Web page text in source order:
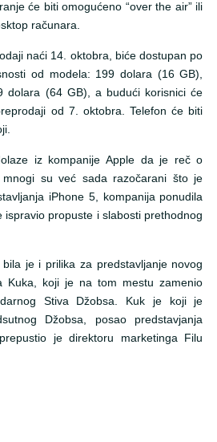
će biti omogućeno “over the air” ili
računara.
naći 14. oktobra, biće dostupan po
od modela: 199 dolara (16 GB),
dolara (64 GB), a budući korisnici će
od 7. oktobra. Telefon će biti
iz kompanije Apple da je reč o
mnogi su već sada razočarani što je
iPhone 5, kompanija ponudila
ispravio propuste i slabosti prethodnog
je i prilika za predstavljanje novog
Kuka, koji je na tom mestu zamenio
Stiva Džobsa. Kuk je koji je
Džobsa, posao predstavjanja
je direktoru marketinga Filu